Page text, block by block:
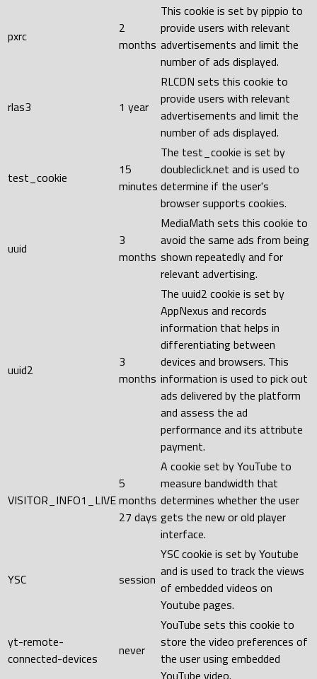
pxrc
2
months
This cookie is set by pippio to
provide users with relevant
advertisements and limit the
number of ads displayed.
rlas3 1 year
RLCDN sets this cookie to
provide users with relevant
advertisements and limit the
number of ads displayed.
test_cookie
15
minutes
The test_cookie is set by
doubleclick.net and is used to
determine if the user's
browser supports cookies.
uuid
3
months
MediaMath sets this cookie to
avoid the same ads from being
shown repeatedly and for
relevant advertising.
uuid2
3
months
The uuid2 cookie is set by
AppNexus and records
information that helps in
differentiating between
devices and browsers. This
information is used to pick out
ads delivered by the platform
and assess the ad
performance and its attribute
payment.
VISITOR_INFO1_LIVE
5
months
27 days
A cookie set by YouTube to
measure bandwidth that
determines whether the user
gets the new or old player
interface.
YSC session
YSC cookie is set by Youtube
and is used to track the views
of embedded videos on
Youtube pages.
yt-remote-
connected-devices
never
YouTube sets this cookie to
store the video preferences of
the user using embedded
YouTube video.